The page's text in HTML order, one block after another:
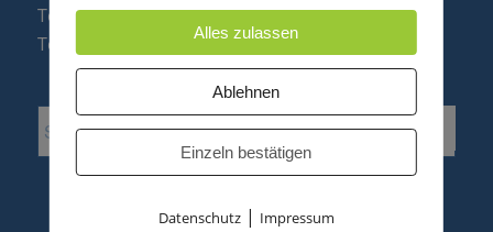
Telefonanlagen Optimierung
Telefonanlagen Erweiterung
Alles zulassen
Ablehnen
Einzeln bestätigen
Datenschutz| Impressum